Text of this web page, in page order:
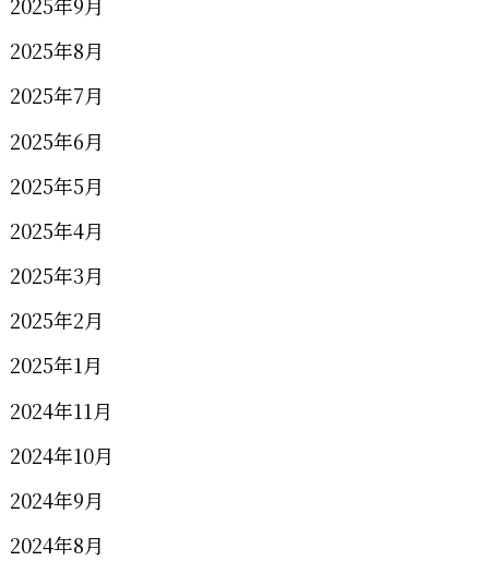
2025年8月
2025年7月
2025年6月
2025年5月
2025年4月
2025年3月
2025年2月
2025年1月
2024年11月
2024年10月
2024年9月
2024年8月